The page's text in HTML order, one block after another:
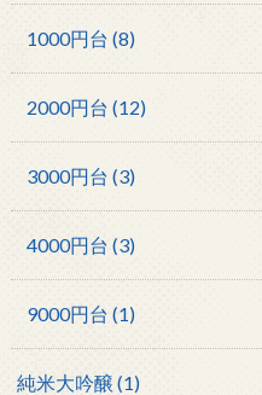
1000円台 (8)
2000円台 (12)
3000円台 (3)
4000円台 (3)
9000円台 (1)
純米大吟醸 (1)